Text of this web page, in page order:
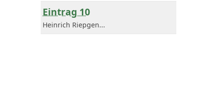
Eintrag 10
Heinrich Riepgen...